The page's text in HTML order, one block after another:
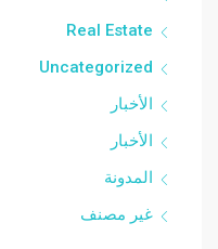
Real Estate
Uncategorized
الأخبار
الأخبار
المدونة
غير مصنف